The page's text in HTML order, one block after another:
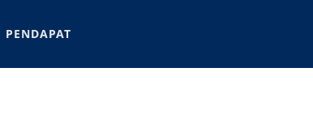
PENDAPAT